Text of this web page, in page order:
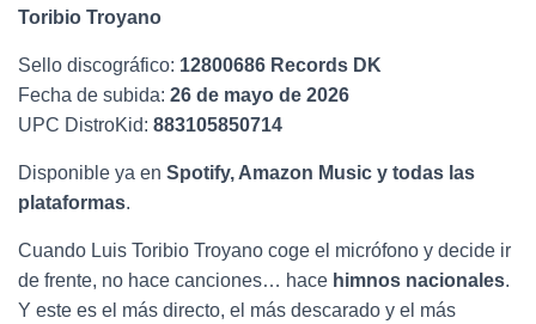
Toribio Troyano
Sello discográfico: 12800686 Records DK
Fecha de subida: 26 de mayo de 2026
UPC DistroKid: 883105850714
Disponible ya en Spotify, Amazon Music y todas las
plataformas.
Cuando Luis Toribio Troyano coge el micrófono y decide ir
de frente, no hace canciones… hace himnos nacionales.
Y este es el más directo, el más descarado y el más